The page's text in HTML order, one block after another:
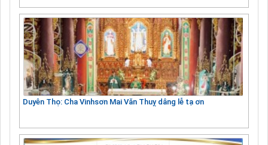
Duyên Thọ: Cha Vinhsơn Mai Văn Thuỵ dâng lễ tạ ơn